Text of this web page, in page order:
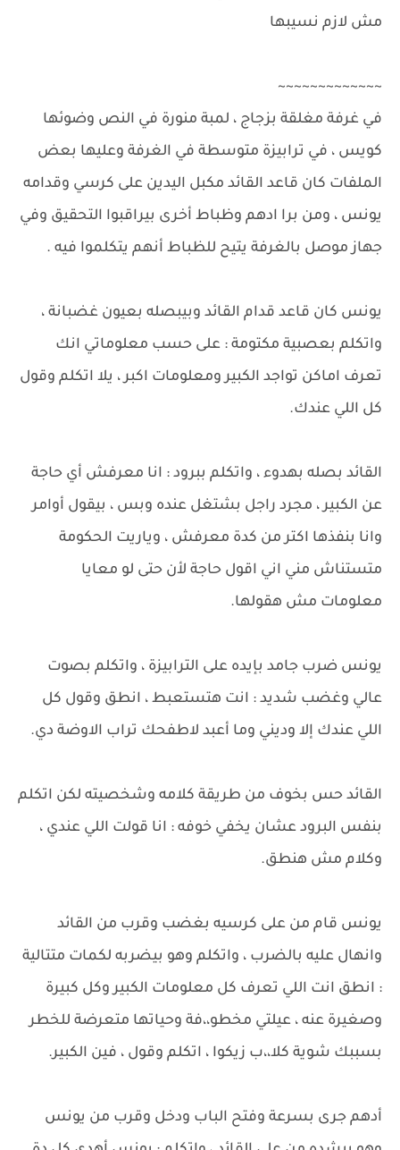
مش لازم نسيبها
~~~~~~~~~~~~~
في غرفة مغلقة بزجاج ، لمبة منورة في النص وضوئها
كويس ، في ترابيزة متوسطة في الغرفة وعليها بعض
الملفات كان قاعد القائد مكبل اليدين على كرسي وقدامه
يونس ، ومن برا ادهم وظباط أخرى بيراقبوا التحقيق وفي
جهاز موصل بالغرفة يتيح للظباط أنهم يتكلموا فيه .
يونس كان قاعد قدام القائد وبيبصله بعيون غضبانة ،
واتكلم بعصبية مكتومة : على حسب معلوماتي انك
تعرف اماكن تواجد الكبير ومعلومات اكبر ، يلا اتكلم وقول
كل اللي عندك.
القائد بصله بهدوء ، واتكلم ببرود : انا معرفش أي حاجة
عن الكبير ، مجرد راجل بشتغل عنده وبس ، بيقول أوامر
وانا بنفذها اكتر من كدة معرفش ، وياريت الحكومة
متستناش مني اني اقول حاجة لأن حتى لو معايا
معلومات مش هقولها.
يونس ضرب جامد بإيده على الترابيزة ، واتكلم بصوت
عالي وغضب شديد : انت هتستعبط ، انطق وقول كل
اللي عندك إلا وديني وما أعبد لاطفحك تراب الاوضة دي.
القائد حس بخوف من طريقة كلامه وشخصيته لكن اتكلم
بنفس البرود عشان يخفي خوفه : انا قولت اللي عندي ،
وكلام مش هنطق.
يونس قام من على كرسيه بغضب وقرب من القائد
وانهال عليه بالضرب ، واتكلم وهو بيضربه لكمات متتالية
: انطق انت اللي تعرف كل معلومات الكبير وكل كبيرة
وصغيرة عنه ، عيلتي مخطو،،فة وحياتها متعرضة للخطر
بسببك شوية كلا،،ب زيكوا ، اتكلم وقول ، فين الكبير.
أدهم جرى بسرعة وفتح الباب ودخل وقرب من يونس